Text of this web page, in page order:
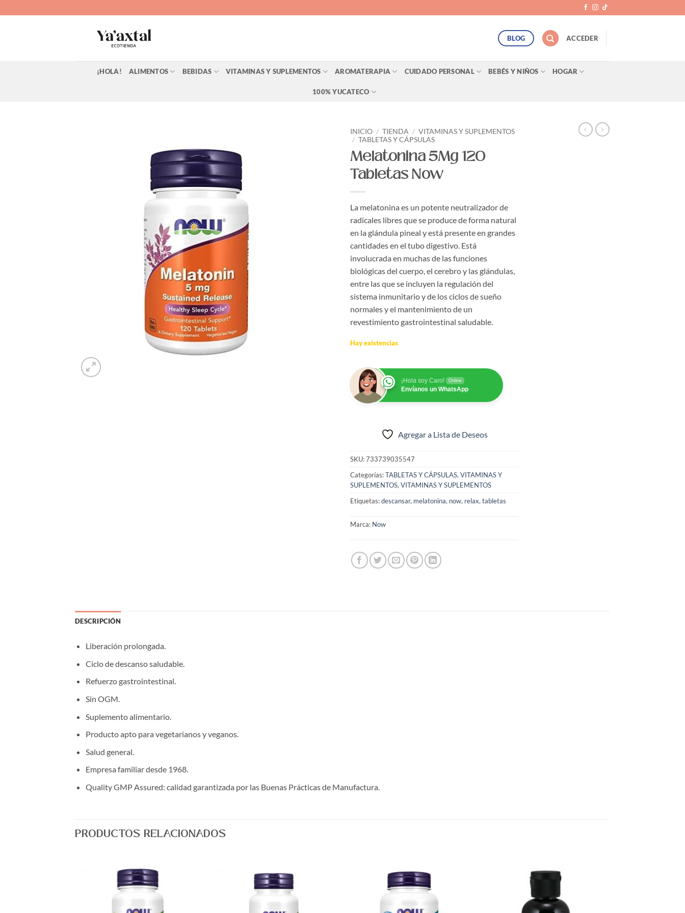
al
BLOG ACCEDER
¡HOLA! ALIMENTOS BEBIDAS VITAMINAS Y SUPLEMENTOS AROMATERAPIA CUIDADO PERSONAL BEBÉS Y NIÑOS HOGAR
100% YUCATECO
INICIO / TIENDA / VITAMINAS Y SUPLEMENTOS
/ TABLETAS Y CÁPSULAS
Melatonina 5Mg 120
Tabletas Now
La melatonina es un potente neutralizador de
radicales libres que se produce de forma natural
en la glándula pineal y está presente en grandes
cantidades en el tubo digestivo. Está
involucrada en muchas de las funciones
biológicas del cuerpo, el cerebro y las glándulas,
entre las que se incluyen la regulación del
sistema inmunitario y de los ciclos de sueño
normales y el mantenimiento de un
revestimiento gastrointestinal saludable.
Hay existencias
¡Hola soy Caro! Online
Envíanos un WhatsApp
Agregar a Lista de Deseos
SKU:733739035547
Categorías:TABLETAS Y CÁPSULAS, VITAMINAS Y
SUPLEMENTOS, VITAMINAS Y SUPLEMENTOS
Etiquetas:descansar, melatonina, now, relax, tabletas
Marca: Now
DESCRIPCIÓN
Liberación prolongada.
Ciclo de descanso saludable.
Refuerzo gastrointestinal.
Sin OGM.
Suplemento alimentario.
Producto apto para vegetarianos y veganos.
Salud general.
Empresa familiar desde 1968.
Quality GMP Assured: calidad garantizada por las Buenas Prácticas de Manufactura.
PRODUCTOS RELACIONADOS